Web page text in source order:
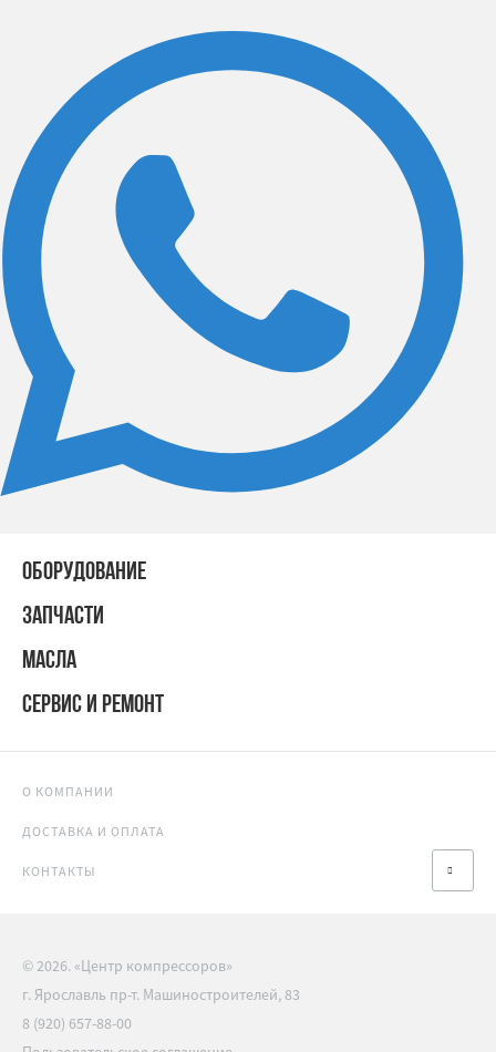
ОБОРУДОВАНИЕ
ЗАПЧАСТИ
МАСЛА
СЕРВИС И РЕМОНТ
О КОМПАНИИ
ДОСТАВКА И ОПЛАТА
КОНТАКТЫ
© 2026. «Центр компрессоров»
г. Ярославль пр-т. Машиностроителей, 83
8 (920) 657-88-00